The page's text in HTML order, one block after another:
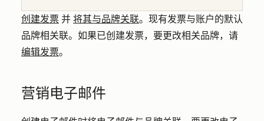
创建发票 并 将其与品牌关联。现有发票与账户的默认
品牌相关联。如果已创建发票，要更改相关品牌，请
编辑发票。
营销电子邮件